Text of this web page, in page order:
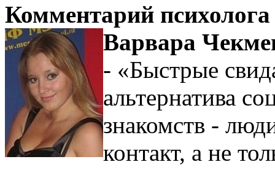
Комментарий психолога
Варвара
- «Быстрые
альтернатива
знакомств -
контакт, а не